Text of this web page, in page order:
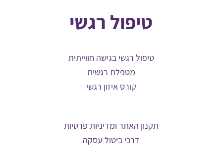
טיפול רגשי
טיפול רגשי בגישה חווייתית
מטפלת רגשית
קורס איזון רגשי
תקנון האתר ומדיניות פרטיות
דרכי ביטול עסקה